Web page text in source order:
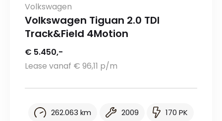
Volkswagen
Volkswagen Tiguan 2.0 TDI
Track&Field 4Motion
€ 5.450,-
Lease vanaf € 96,11 p/m
262.063 km 2009 170 PK